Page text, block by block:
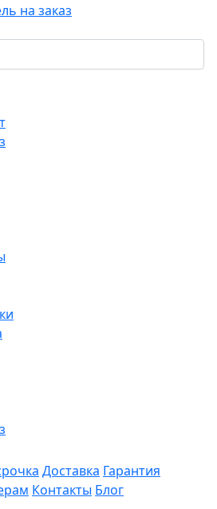
на заказ
Доставка Гарантия
Контакты Блог